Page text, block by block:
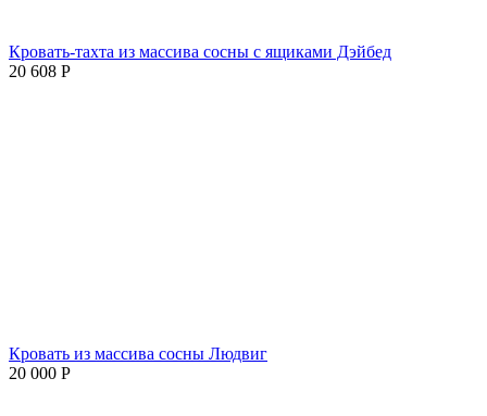
Кровать-тахта из массива сосны с ящиками Дэйбед
20 608 Р
Кровать из массива сосны Людвиг
20 000 Р